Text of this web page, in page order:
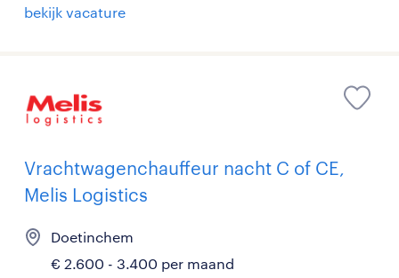
bekijk vacature
Vrachtwagenchauffeur nacht C of CE,
Melis Logistics
Doetinchem
€ 2.600 - 3.400 per maand